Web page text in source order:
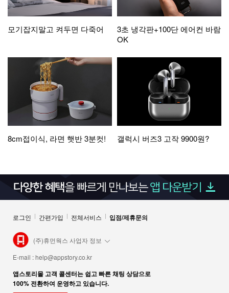
모기잡지말고 켜두면 다죽어
3초 냉각판+100단 에어컨 바람
OK
8cm접이식, 라면 햇반 3분컷! 갤럭시 버즈3 고작 9900원?
로그인 간편가입 전체서비스 입점/제휴문의
(주)휴먼웍스 사업자 정보
E-mail :help@appstory.co.kr
앱스토리몰 고객 콜센터는 쉽고 빠른 채팅 상담으로
100% 전환하여 운영하고 있습니다.